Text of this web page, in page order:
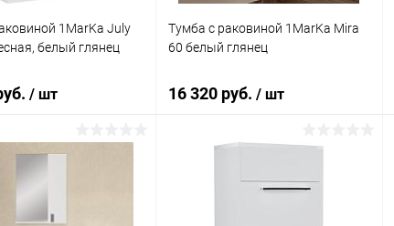
1MarKa July
белый глянец
/ шт
В корзину
в 1 клик
Тумба с раковиной 1MarKa Mira
60 белый глянец
16 320 руб. / шт